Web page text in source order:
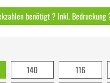
benötigt ? Inkl.
140 116